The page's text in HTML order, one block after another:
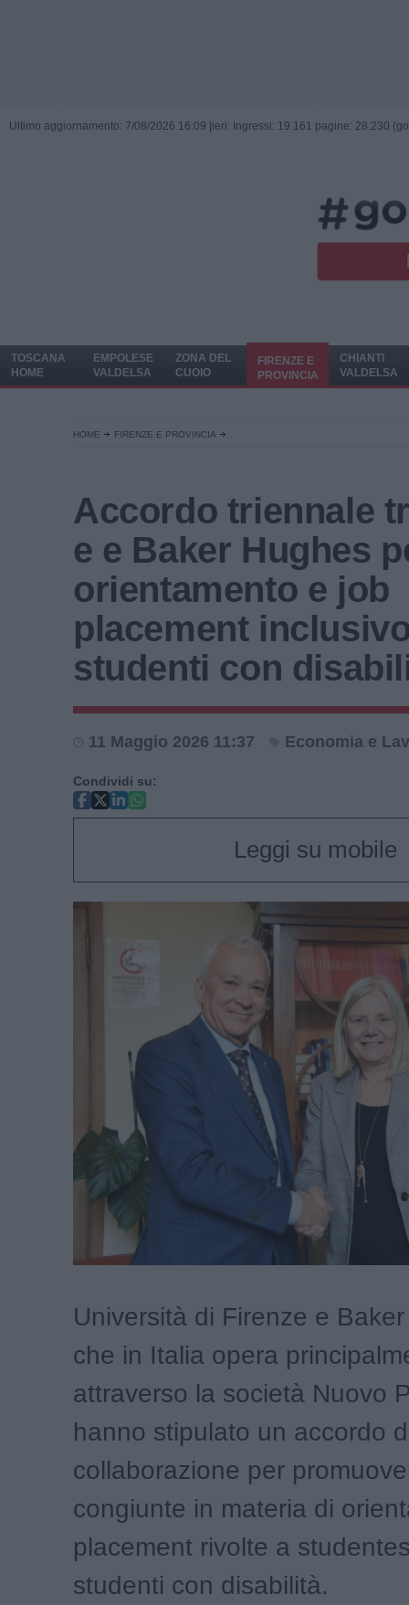
Ultimo aggiornamento: 7/08/2026 16:09 | ieri: Ingressi: 19.161 pagine: 28.230
TOSCANA
HOME
EMPOLESE
VALDELSA
ZONA DEL
CUOIO
FIRENZE E
PROVINCIA
CHIANTI
VALDELSA
HOME FIRENZE E PROVINCIA
Accordo triennale
e e Baker Hughes
orientamento e job
placement
studenti con
11 Maggio 2026 11:37 Economia e
Condividi su:
Leggi su mobile
Università di Firenze e
che in Italia opera
attraverso la società Nuovo
hanno stipulato un accordo
collaborazione per
congiunte in materia di
placement rivolte a
studenti con disabilità.